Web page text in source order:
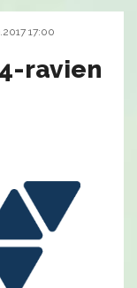
17:00
ravien